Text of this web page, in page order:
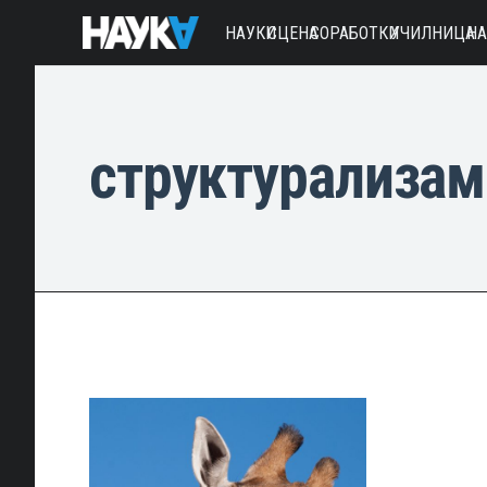
НАУКИСЦЕНАСОРАБОТКИУЧИЛНИЦА
структурализам